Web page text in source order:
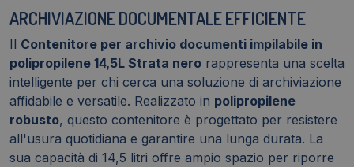
ARCHIVIAZIONE DOCUMENTALE EFFICIENTE
Il Contenitore per archivio documenti impilabile in
polipropilene 14,5L Strata nero rappresenta una scelta
intelligente per chi cerca una soluzione di archiviazione
affidabile e versatile. Realizzato in polipropilene
robusto, questo contenitore è progettato per resistere
all'usura quotidiana e garantire una lunga durata. La
sua capacità di 14,5 litri offre ampio spazio per riporre